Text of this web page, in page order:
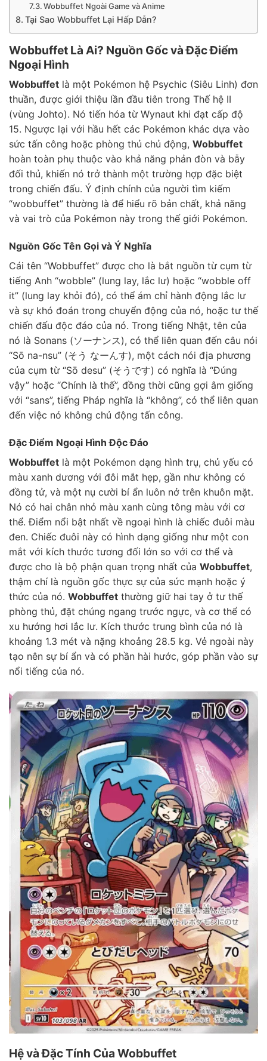
Wobbuffet Ngoài Game và Anime
Tại Sao Wobbuffet Lại Hấp Dẫn?
Wobbuffet Là Ai? Nguồn Gốc và Đặc Điểm
Ngoại Hình
Wobbuffet là một Pokémon hệ Psychic (Siêu Linh) đơn
thuần, được giới thiệu lần đầu tiên trong Thế hệ II
(vùng Johto). Nó tiến hóa từ Wynaut khi đạt cấp độ
15. Ngược lại với hầu hết các Pokémon khác dựa vào
sức tấn công hoặc phòng thủ chủ động, Wobbuffet
hoàn toàn phụ thuộc vào khả năng phản đòn và bẫy
đối thủ, khiến nó trở thành một trường hợp đặc biệt
trong chiến đấu. Ý định chính của người tìm kiếm
“wobbuffet” thường là để hiểu rõ bản chất, khả năng
và vai trò của Pokémon này trong thế giới Pokémon.
Nguồn Gốc Tên Gọi và Ý Nghĩa
Cái tên “Wobbuffet” được cho là bắt nguồn từ cụm từ
tiếng Anh “wobble” (lung lay, lắc lư) hoặc “wobble off
it” (lung lay khỏi đó), có thể ám chỉ hành động lắc lư
và sự khó đoán trong chuyển động của nó, hoặc tư thế
chiến đấu độc đáo của nó. Trong tiếng Nhật, tên của
nó là Sonans (ソーナンス), có thể liên quan đến câu nói
“Sō na-nsu” (そう なーんす), một cách nói địa phương
của cụm từ “Sō desu” (そうです) có nghĩa là “Đúng
vậy” hoặc “Chính là thế”, đồng thời cũng gợi âm giống
với “sans”, tiếng Pháp nghĩa là “không”, có thể liên quan
đến việc nó không chủ động tấn công.
Đặc Điểm Ngoại Hình Độc Đáo
Wobbuffet là một Pokémon dạng hình trụ, chủ yếu có
màu xanh dương với đôi mắt hẹp, gần như không có
đồng tử, và một nụ cười bí ẩn luôn nở trên khuôn mặt.
Nó có hai chân nhỏ màu xanh cùng tông màu với cơ
thể. Điểm nổi bật nhất về ngoại hình là chiếc đuôi màu
đen. Chiếc đuôi này có hình dạng giống như một con
mắt với kích thước tương đối lớn so với cơ thể và
được cho là bộ phận quan trọng nhất của Wobbuffet,
thậm chí là nguồn gốc thực sự của sức mạnh hoặc ý
thức của nó. Wobbuffet thường giữ hai tay ở tư thế
phòng thủ, đặt chúng ngang trước ngực, và cơ thể có
xu hướng hơi lắc lư. Kích thước trung bình của nó là
khoảng 1.3 mét và nặng khoảng 28.5 kg. Vẻ ngoài này
tạo nên sự bí ẩn và có phần hài hước, góp phần vào sự
nổi tiếng của nó.
Hệ và Đặc Tính Của Wobbuffet